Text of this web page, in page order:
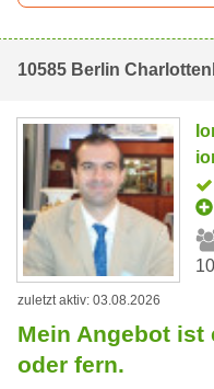
10585 Berlin
zuletzt aktiv: 03.08.2026
Mein Angebot
oder fern.